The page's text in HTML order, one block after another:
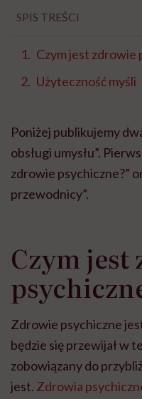
SPIS TREŚCI
Czym jest zdrowie
Użyteczność myśli
Poniżej publikujemy
obsługi umysłu”.
zdrowie psychiczne?”
przewodnicy”.
Czym
Zdrowie psychiczne
będzie się przewijał w
zobowiązany do
jest. Zdrowia